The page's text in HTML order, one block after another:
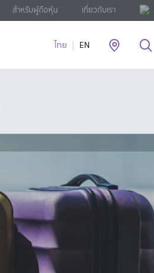
สำหรับผู้ถือหุ้น เกี่ยวกับเรา
ไทย EN